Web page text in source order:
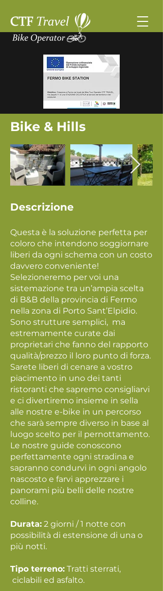
Bike & Hills
Descrizione
Questa è la soluzione perfetta per
coloro che intendono soggiornare
liberi da ogni schema con un costo
davvero conveniente!
Selezioneremo per voi una
sistemazione tra un’ampia scelta
di B&B della provincia di Fermo
nella zona di Porto Sant’Elpidio.
Sono strutture semplici, ma
estremamente curate dai
proprietari che fanno del rapporto
qualità/prezzo il loro punto di forza.
Sarete liberi di cenare a vostro
piacimento in uno dei tanti
ristoranti che sapremo consigliarvi
e ci divertiremo insieme in sella
alle nostre e-bike in un percorso
che sarà sempre diverso in base al
luogo scelto per il pernottamento.
Le nostre guide conoscono
perfettamente ogni stradina e
sapranno condurvi in ogni angolo
nascosto e farvi apprezzare i
panorami più belli delle nostre
colline.
Durata: 2 giorni / 1 notte con
possibilità di estensione di una o
più notti.
Tipo terreno: Tratti sterrati,
ciclabili ed asfalto.